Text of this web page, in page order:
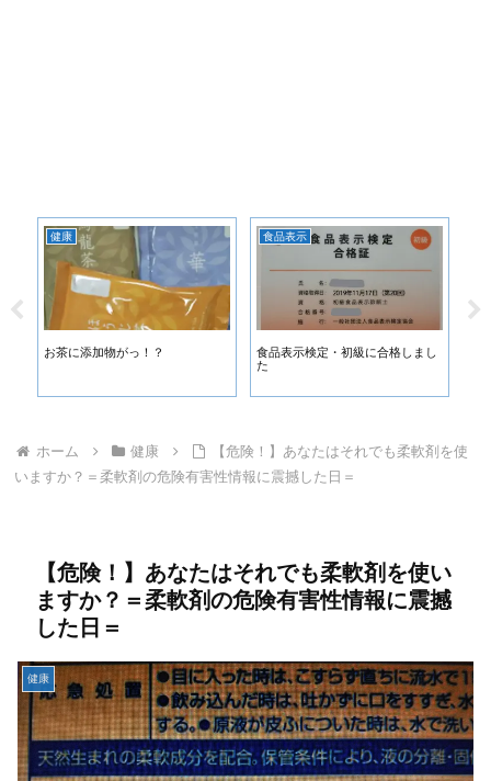
健康
お茶に添加物がっ！？
食品表示
食品表示検定・初級に合格しまし
た
ホーム 健康
【危険！】あなたはそれでも柔軟剤を使
いますか？＝柔軟剤の危険有害性情報に震撼した日＝
【危険！】あなたはそれでも柔軟剤を使い
ますか？＝柔軟剤の危険有害性情報に震撼
した日＝
健康